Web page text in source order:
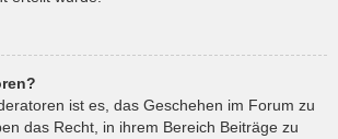
ist es, das Geschehen im Forum zu
das Recht, in ihrem Bereich Beiträge zu